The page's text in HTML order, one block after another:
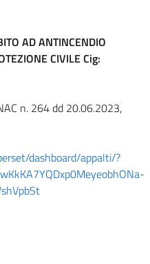
AD ANTINCENDIO
CIVILECig:
n. 264 dd 20.06.2023,
dashboard/appalti/?